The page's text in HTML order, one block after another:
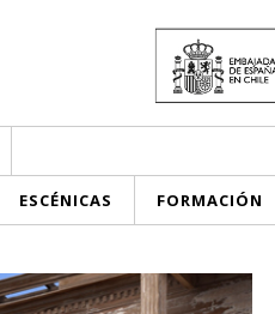
ESCÉNICAS FORMACIÓN